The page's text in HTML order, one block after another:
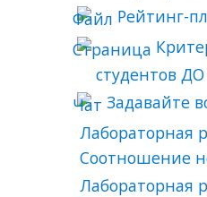
Рейтинг-
студентов ДО
Задавайте
Лабораторная
Соотношение
Лабораторная